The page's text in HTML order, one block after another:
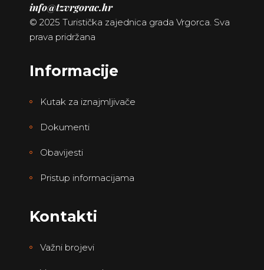
info@tzvrgorac.hr
© 2025 Turistička zajednica grada Vrgorca. Sva
prava pridržana
Informacije
Kutak za iznajmljivače
Dokumenti
Obavijesti
Pristup informacijama
Kontakti
Važni brojevi